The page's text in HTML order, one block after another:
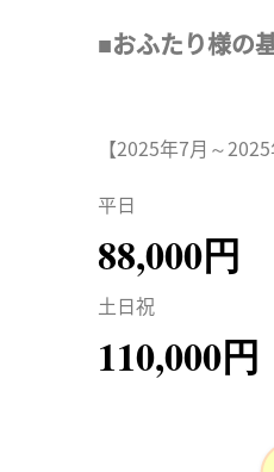
■おふたり様の
【2025年7月～2025
平日
88,000円
土日祝
110,000円